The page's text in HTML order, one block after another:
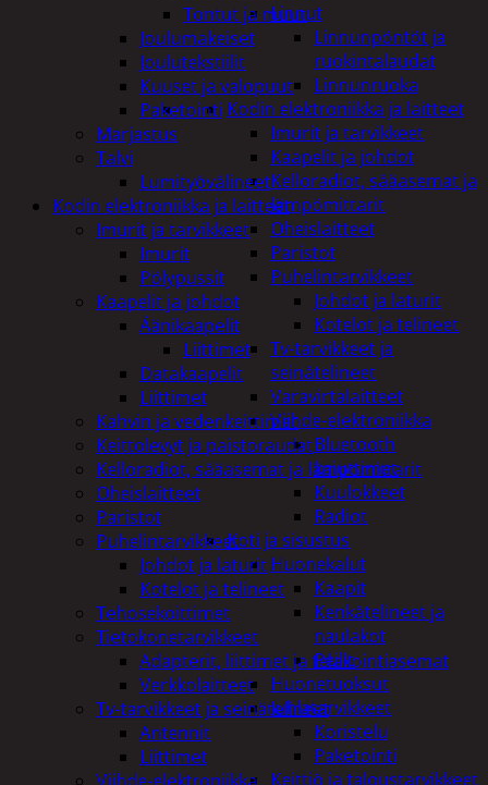
Linnut
Linnunpöntöt ja
ruokintalaudat
Linnunruoka
Kodin elektroniikka ja laitteet
Imurit ja tarvikkeet
Kaapelit ja johdot
Kelloradiot, sääasemat ja
lämpömittarit
Oheislaitteet
Paristot
Puhelintarvikkeet
Johdot ja laturit
Kotelot ja telineet
Tv-tarvikkeet ja
seinätelineet
Varavirtalaitteet
Viihde-elektroniikka
Bluetooth
kaiuttimet
Kuulokkeet
Radiot
Koti ja sisustus
Huonekalut
Kaapit
Kenkätelineet ja
naulakot
Peilit
Huonetuoksut
Juhlatarvikkeet
Koristelu
Paketointi
Keittiö ja taloustarvikkeet
Tontut ja muut
Joulumakeiset
Joulutekstiilit
Kuuset ja valopuut
Paketointi
Marjastus
Talvi
Lumityövälineet
Kodin elektroniikka ja laitteet
Imurit ja tarvikkeet
Imurit
Pölypussit
Kaapelit ja johdot
Äänikaapelit
Liittimet
Datakaapelit
Liittimet
Kahvin ja vedenkeittimet
Keittolevyt ja paistoraudat
Kelloradiot, sääasemat ja lämpömittarit
Oheislaitteet
Paristot
Puhelintarvikkeet
Johdot ja laturit
Kotelot ja telineet
Tehosekoittimet
Tietokonetarvikkeet
Adapterit, liittimet ja telakointiasemat
Verkkolaitteet
Tv-tarvikkeet ja seinätelineet
Antennit
Liittimet